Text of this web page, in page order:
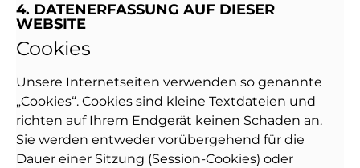
4. DATENERFASSUNG AUF DIESER
WEBSITE
Cookies
Unsere Internetseiten verwenden so genannte
„Cookies“. Cookies sind kleine Textdateien und
richten auf Ihrem Endgerät keinen Schaden an.
Sie werden entweder vorübergehend für die
Dauer einer Sitzung (Session-Cookies) oder